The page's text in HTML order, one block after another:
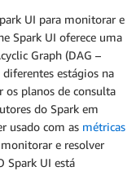
UI para monitorar e
Spark UI oferece uma
Graph (DAG –
estágios na
os planos de consulta
do Spark em
usado com as métricas
e resolver
Spark UI está